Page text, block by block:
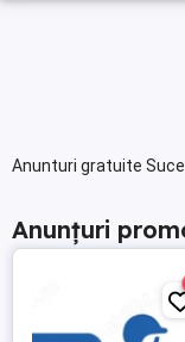
Anunturi gratuite
Anunțuri